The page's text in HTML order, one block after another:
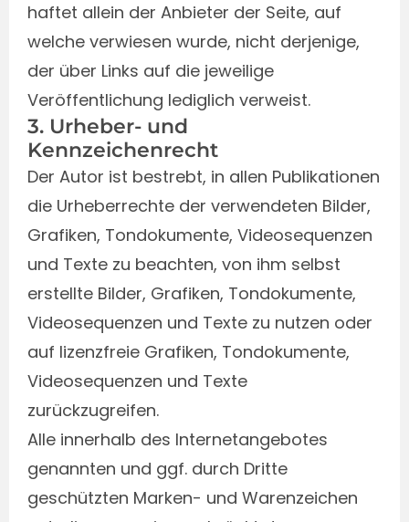
haftet allein der Anbieter der Seite, auf
welche verwiesen wurde, nicht derjenige,
der über Links auf die jeweilige
Veröffentlichung lediglich verweist.
3. Urheber- und
Kennzeichenrecht
Der Autor ist bestrebt, in allen Publikationen
die Urheberrechte der verwendeten Bilder,
Grafiken, Tondokumente, Videosequenzen
und Texte zu beachten, von ihm selbst
erstellte Bilder, Grafiken, Tondokumente,
Videosequenzen und Texte zu nutzen oder
auf lizenzfreie Grafiken, Tondokumente,
Videosequenzen und Texte
zurückzugreifen.
Alle innerhalb des Internetangebotes
genannten und ggf. durch Dritte
geschützten Marken- und Warenzeichen